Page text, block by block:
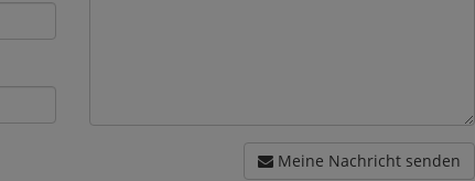
Meine Nachricht senden